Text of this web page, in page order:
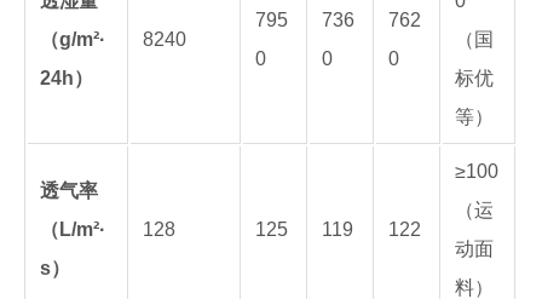
（g/m²·
24h）
8240
795
0
736
0
762
0
（国
标优
等）
透气率
（L/m²·
s）
128 125 119 122
≥100
（运
动面
料）